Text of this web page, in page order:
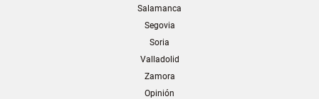
Salamanca
Segovia
Soria
Valladolid
Zamora
Opinión